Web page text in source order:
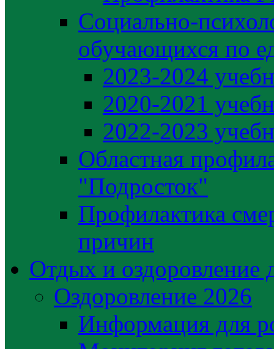
Социально-
обучающихся по
2023-2024
2020-2021
2022-2023
Областная
"Подросток"
Профилактика
причин
Отдых и оздоровление
Оздоровление 2026
Информация для